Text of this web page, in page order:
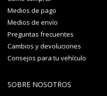
Medios de pago
Medios de envío
Preguntas frecuentes
Cambios y devoluciones
Consejos para tu vehículo
SOBRE NOSOTROS